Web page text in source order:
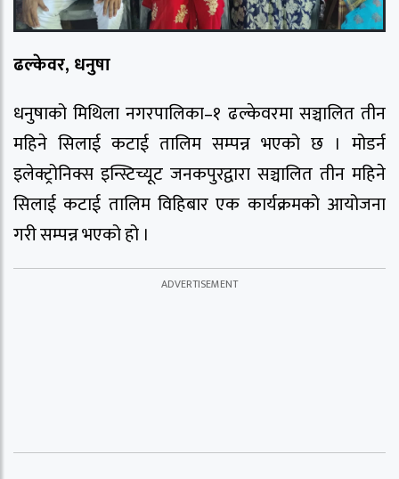
ढल्केवर, धनुषा
धनुषाको मिथिला नगरपालिका–१ ढल्केवरमा सञ्चालित तीन
महिने सिलाई कटाई तालिम सम्पन्न भएको छ । मोडर्न
इलेक्ट्रोनिक्स इन्स्टिच्यूट जनकपुरद्वारा सञ्चालित तीन महिने
सिलाई कटाई तालिम विहिबार एक कार्यक्रमको आयोजना
गरी सम्पन्न भएको हो ।